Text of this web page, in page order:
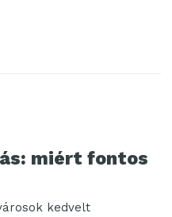
miért fontos
kedvelt